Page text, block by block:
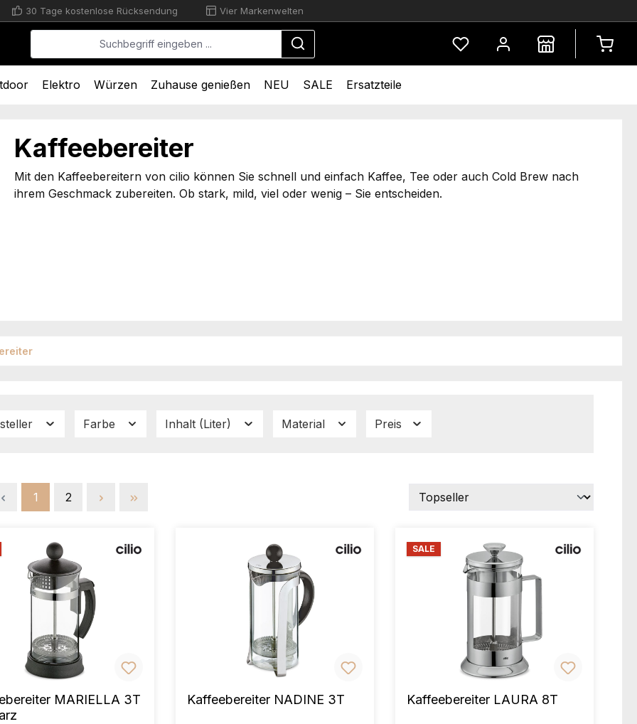
30 Tage kostenlose Rücksendung Vier Markenwelten
Du hast 0 Produkte auf dem
Elektro Würzen Zuhause genießen NEU SALE Ersatzteile
Kaffeebereiter
Mit den Kaffeebereitern von cilio können Sie schnell und einfach Kaffee, Tee oder auch Cold Brew nach
ihrem Geschmack zubereiten. Ob stark, mild, viel oder wenig – Sie entscheiden.
Farbe Inhalt (Liter) Material Preis
Seite
1 Seite
2
MARIELLA 3T
Kaffeebereiter NADINE 3T
SALE
Kaffeebereiter LAURA 8T